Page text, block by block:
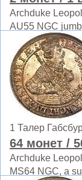
Archduke
AU55 NGC
1 Талер
64 монет /
Archduke
MS64 NGC, a